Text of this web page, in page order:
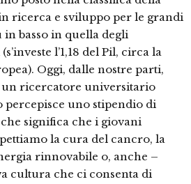
in ricerca e sviluppo per le grandi
basso in quella degli
l’1,18 del Pil, circa la
Oggi, dalle nostre parti,
un ricercatore universitario
uno stipendio di
significa che i giovani
la cura del cancro, la
rinnovabile o, anche –
cultura che ci consenta di